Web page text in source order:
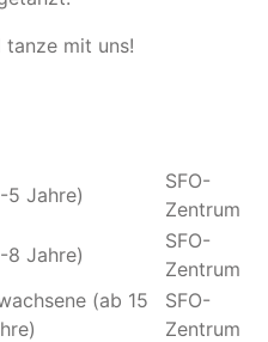
tanze mit uns!
5 Jahre)
SFO-
Zentrum
8 Jahre)
SFO-
Zentrum
(ab 15
SFO-
Zentrum